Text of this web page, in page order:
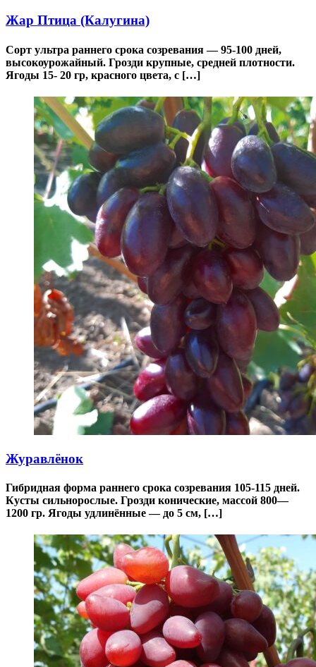
Жар Птица (Калугина)
Сорт ультра раннего срока созревания — 95-100 дней,
высокоурожайный. Грозди крупные, средней плотности.
Ягоды 15- 20 гр, красного цвета, с […]
Журавлёнок
Гибридная форма раннего срока созревания 105-115 дней.
Кусты сильнорослые. Грозди конические, массой 800—
1200 гр. Ягоды удлинённые — до 5 см, […]